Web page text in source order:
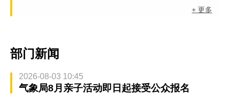
+ 更多
部门新闻
2026-08-03 10:45
气象局8月亲子活动即日起接受公众报名